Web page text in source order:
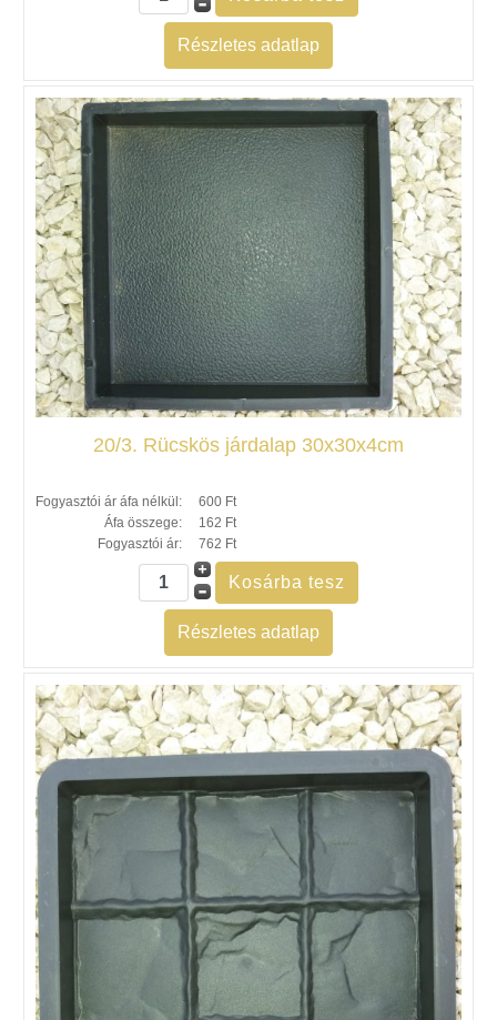
Részletes adatlap
20/3. Rücskös járdalap 30x30x4cm
Fogyasztói ár áfa nélkül:
600 Ft
Áfa összege:
162 Ft
Fogyasztói ár:
762 Ft
Részletes adatlap